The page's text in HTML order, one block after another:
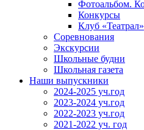
Фотоальбом.
Конкурсы
Клуб «Театрал»
Соревнования
Экскурсии
Школьные будни
Школьная газета
Наши выпускники
2024-2025 уч.год
2023-2024 уч.год
2022-2023 уч.год
2021-2022 уч. год